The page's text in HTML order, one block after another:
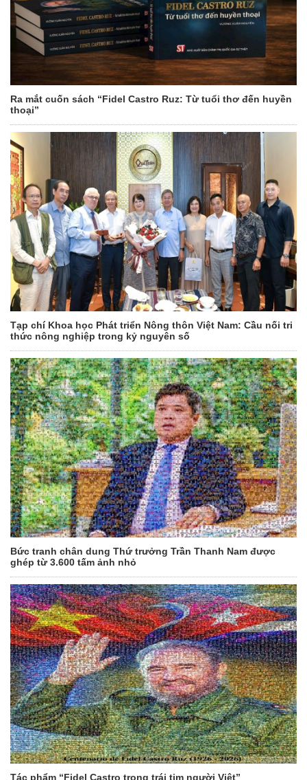
Ra mắt cuốn sách “Fidel Castro Ruz: Từ tuổi thơ đến huyền
thoại”
Tạp chí Khoa học Phát triển Nông thôn Việt Nam: Cầu nối tri
thức nông nghiệp trong kỷ nguyên số
Bức tranh chân dung Thứ trưởng Trần Thanh Nam được
ghép từ 3.600 tấm ảnh nhỏ
Tác phẩm “Fidel Castro trong trái tim người Việt”